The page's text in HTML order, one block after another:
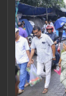
OBITUARY
NEWS 360
CASE DIARY